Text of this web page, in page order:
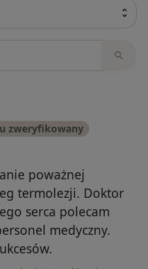
zweryfikowany
poważnej
termolezji. Doktor
serca polecam
medyczny.